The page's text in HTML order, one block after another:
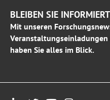
BLEIBEN SIE INFORMIERT
Mit unseren
haben Sie alles im Blick.